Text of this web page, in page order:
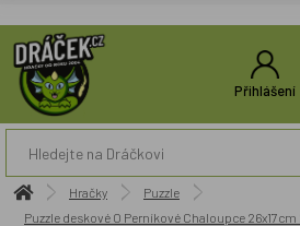
Přihlášení
Hračky
Puzzle
Puzzle deskové O Perníkové Chaloupce